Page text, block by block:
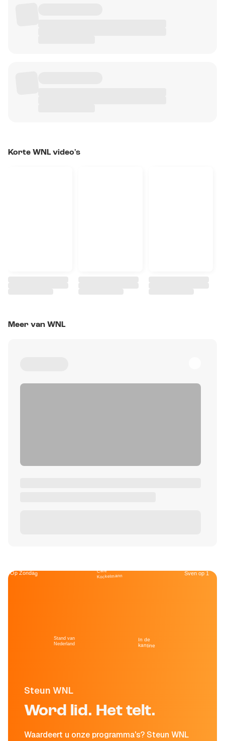
Korte WNL video's
Meer van WNL
Steun WNL
Word lid. Het telt.
Waardeert u onze programma's? Steun WNL
Op Zondag
Stand van
Nederland
Café
Kockelmann
In de
kantine
Sven op 1